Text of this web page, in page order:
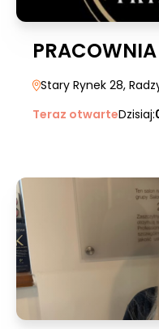
Stary Rynek 28,
Teraz otwarteDzisiaj: